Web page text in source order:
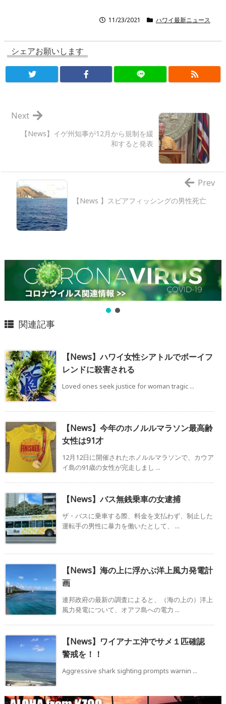
11/23/2021 ハワイ最新ニュース
シェアお願いします
【News】イゲ州知事が12月から規制を緩
和すると発表
Next
【News 】スピアフィッシングの男性死亡
Prev
関連記事
【News】ハワイ女性シアトルでボーイフ
レンドに殺害される
Loved ones seek justice for woman tragic ...
【News】今年のホノルルマラソン最高齢
女性は91才
12月12日に開催されたホノルルマラソンで、カウア
イ島の91歳の女性が完走しまし ...
【News】バス無銭乗車の女逮捕
ザ・バスに乗車する際、料金を支払わず、制止した
運転手の男性に暴力を働いたとして、 ...
【News】海の上に浮かぶ洋上風力発電計
画
連邦政府の最新の調査によると、（海の上の）洋上
風力発電について、オアフ島への電力 ...
【News】ワイアナエ沖でサメ１匹確認
警戒を！！
Aggressive shark sighting prompts warnin ...